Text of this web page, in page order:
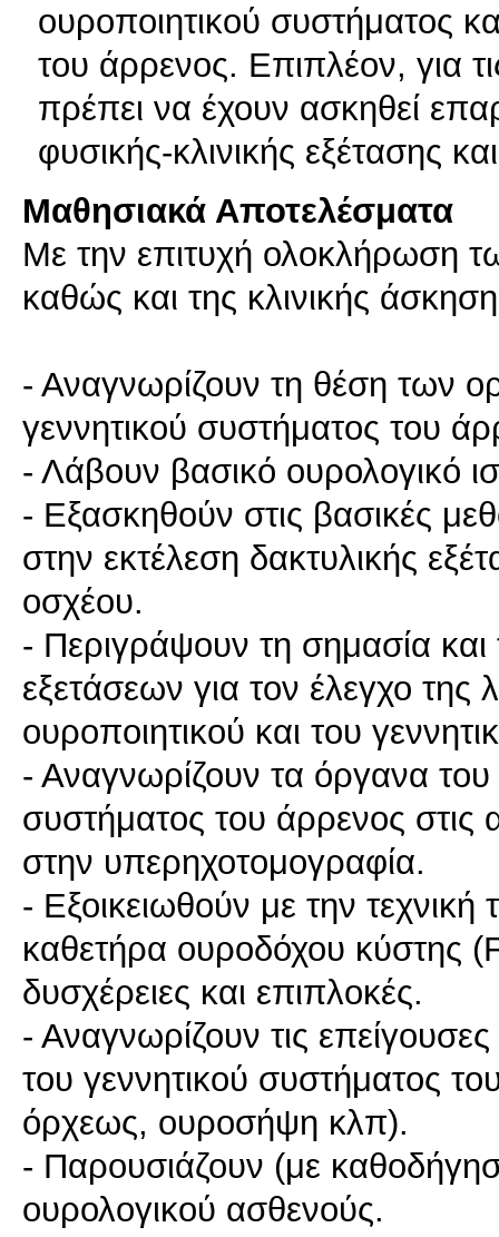
ουροποιητικού συστήματος
του άρρενος. Επιπλέον, για
πρέπει να έχουν ασκηθεί
φυσικής-κλινικής εξέτασης
Μαθησιακά Αποτελέσματα
Με την επιτυχή ολοκλήρωση
καθώς και της κλινικής
- Αναγνωρίζουν τη θέση των
γεννητικού συστήματος του
- Λάβουν βασικό ουρολογικό
- Εξασκηθούν στις βασικές
στην εκτέλεση δακτυλικής
οσχέου.
- Περιγράψουν τη σημασία
εξετάσεων για τον έλεγχο της
ουροποιητικού και του
- Αναγνωρίζουν τα όργανα του
συστήματος του άρρενος στις
στην υπερηχοτομογραφία.
- Εξοικειωθούν με την
καθετήρα ουροδόχου κύστης
δυσχέρειες και επιπλοκές.
- Αναγνωρίζουν τις
του γεννητικού συστήματος
όρχεως, ουροσήψη κλπ).
- Παρουσιάζουν (με
ουρολογικού ασθενούς.